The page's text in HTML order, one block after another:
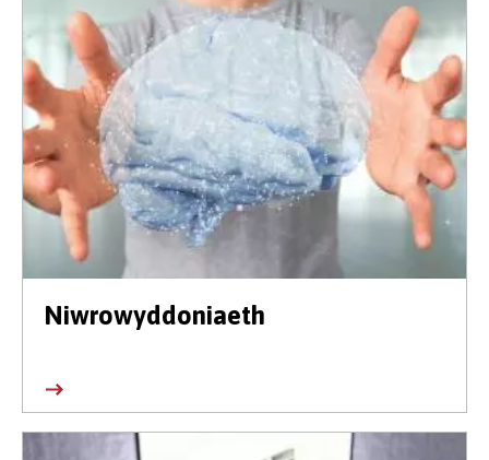
Niwrowyddoniaeth